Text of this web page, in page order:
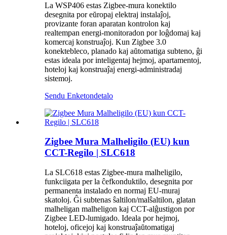
La WSP406 estas Zigbee-mura konektilo
desegnita por eŭropaj elektraj instalaĵoj,
provizante foran aparatan kontrolon kaj
realtempan energi-monitoradon por loĝdomaj kaj
komercaj konstruaĵoj. Kun Zigbee 3.0
konektebleco, planado kaj aŭtomatiga subteno, ĝi
estas ideala por inteligentaj hejmoj, apartamentoj,
hoteloj kaj konstruaĵaj energi-administradaj
sistemoj.
Sendu Enketondetalo
Zigbee Mura Malheligilo (EU) kun
CCT-Regilo | SLC618
La SLC618 estas Zigbee-mura malheligilo,
funkciigata per la ĉefkonduktilo, desegnita por
permanenta instalado en normaj EU-muraj
skatoloj. Ĝi subtenas ŝaltilon/malŝaltilon, glatan
malheligan malheligon kaj CCT-alĝustigon por
Zigbee LED-lumigado. Ideala por hejmoj,
hoteloj, oficejoj kaj konstruaĵaŭtomatigaj